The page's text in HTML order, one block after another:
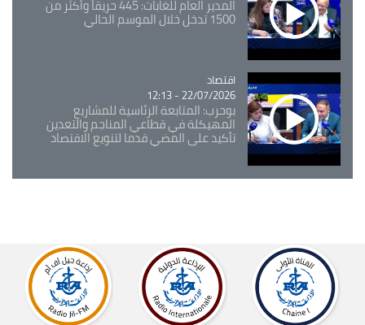
المدير العام للغابات: 445 حريقاً وأكثر من
1500 تدخل خلال الموسم الحالي
Catégorie
اقتصاد
22/07/2026 - 12:13
بوحرب: المتابعة الرئاسية للمشاريع
المهيكلة في قطاعي المناجم والتعدين
تأكيد على المضي قدما لتنويع الاقتصاد